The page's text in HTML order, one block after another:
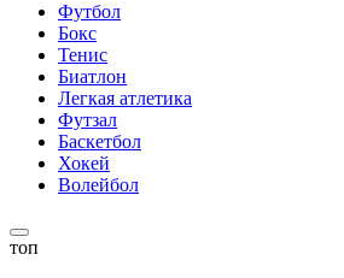
Футбол
Бокс
Тенис
Биатлон
Легкая атлетика
Футзал
Баскетбол
Хокей
Волейбол
топ